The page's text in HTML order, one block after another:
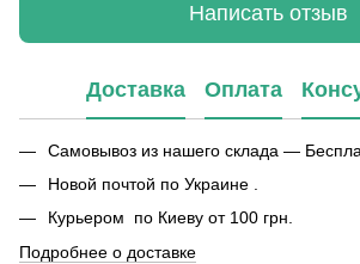
Написать отзыв
Доставка Оплата
Самовывоз из нашего склада —
Новой почтой по Украине .
Курьером по Киеву от 100 грн.
Подробнее о доставке